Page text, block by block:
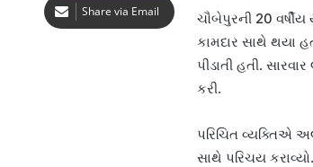
ચૌબેપુરની 20
કામદાર સાથે થયા
પીડાતી હતી.
કરી.
પરિચિત વ્યક્તિએ
સાથે પરિચય
Share via Email